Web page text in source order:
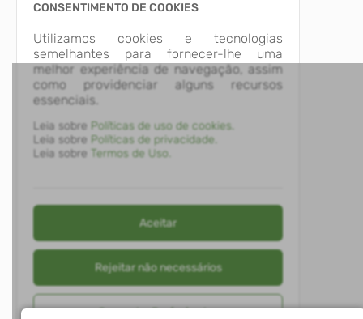
CONSENTIMENTO DE COOKIES
Utilizamos cookies e tecnologias
semelhantes para fornecer-lhe uma
melhor experiência de navegação, assim
como providenciar alguns recursos
essenciais.
Leia sobre Políticas de uso de cookies.
Leia sobre Políticas de privacidade.
Leia sobre Termos de Uso.
Aceitar
Rejeitar não necessários
Gerenciar Preferências